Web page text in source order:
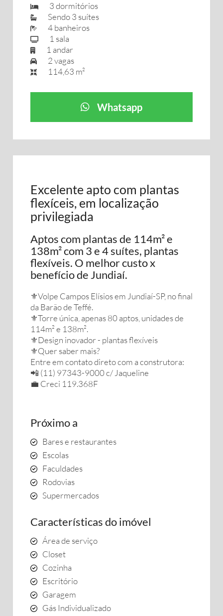
3 dormitórios
Sendo 3 suítes
4 banheiros
1 sala
1 andar
2 vagas
114,63 m²
Whatsapp
Excelente apto com plantas
flexíceis, em localização
privilegiada
Aptos com plantas de 114m² e
138m² com 3 e 4 suítes, plantas
flexíveis. O melhor custo x
benefício de Jundiaí.
⚜️Volpe Campos Elísios em Jundiaí-SP, no final
da Barão de Teffé.
⚜️Torre única, apenas 80 aptos, unidades de
114m² e 138m².
⚜️Design inovador - plantas flexíveis
⚜️Quer saber mais?
Entre em contato direto com a construtora:
📲 (11) 97343-9000 c/ Jaqueline
💼 Creci 119.368F
Próximo a
Bares e restaurantes
Escolas
Faculdades
Rodovias
Supermercados
Características do imóvel
Área de serviço
Closet
Cozinha
Escritório
Garagem
Gás Individualizado